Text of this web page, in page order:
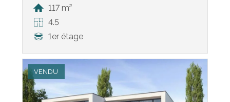
117 m²
4.5
1er étage
VENDU